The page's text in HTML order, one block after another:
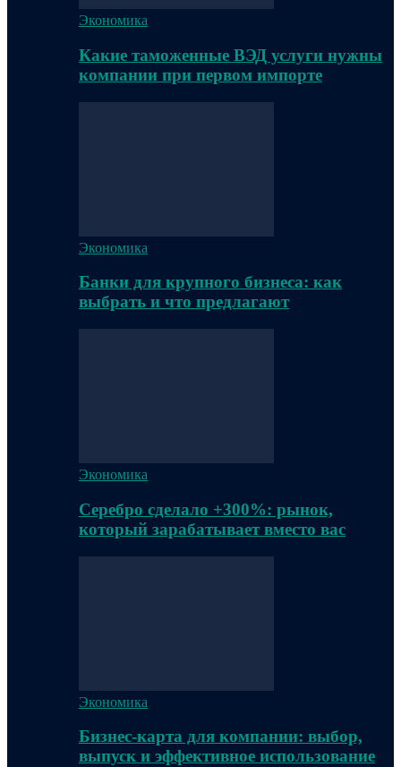
Экономика
Какие таможенные ВЭД услуги нужны
компании при первом импорте
Экономика
Банки для крупного бизнеса: как
выбрать и что предлагают
Экономика
Серебро сделало +300%: рынок,
который зарабатывает вместо вас
Экономика
Бизнес-карта для компании: выбор,
выпуск и эффективное использование